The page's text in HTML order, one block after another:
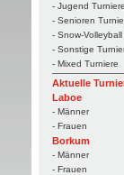
- Jugend Turniere
- Senioren
- Snow-Volleyball
- Sonstige
- Mixed Turniere
Aktuelle
Laboe
- Männer
- Frauen
Borkum
- Männer
- Frauen